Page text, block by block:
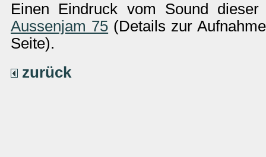
Einen Eindruck vom Sound
Aussenjam 75 (Details zur
Seite).
zurück